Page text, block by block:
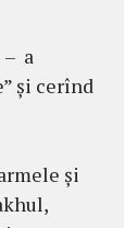
– a
și cerînd
și